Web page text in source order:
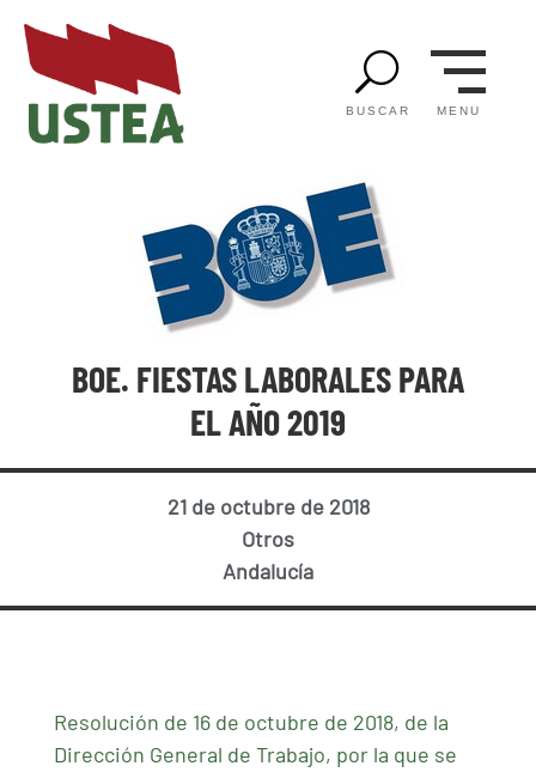
U
BUSCAR MENU
BOE. FIESTAS LABORALES PARA
EL AÑO 2019
21 de octubre de 2018
Otros
Andalucía
Resolución de 16 de octubre de 2018, de la
Dirección General de Trabajo, por la que se